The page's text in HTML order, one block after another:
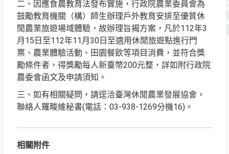
二、因應食農教育法發布實施，行政院農業委員會為
鼓勵教育機關（構）師生辦理戶外教育安排至優質休
閒農業旅遊場域體驗，故辦理旨揭方案，凡於112年3
月15日至112年11月30日至適用休閒旅遊點進行門
票、農業體驗活動、田園餐飲等項目消費，並符合獎
勵條件者，得獎勵每人新臺幣200元整，詳如附行政院
農委會函文及申請須知。
三、如有相關疑問，請逕洽臺灣休閒農業發展協會，
聯絡人羅畯維秘書(電話：03-938-1269分機16)。
相關附件